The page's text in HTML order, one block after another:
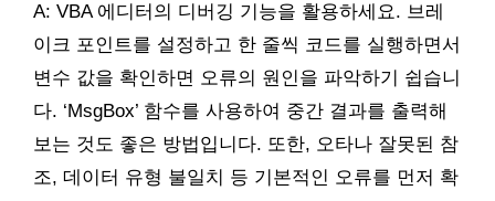
A: VBA 에디터의 디버깅 기능을 활용하세요. 브레
이크 포인트를 설정하고 한 줄씩 코드를 실행하면서
변수 값을 확인하면 오류의 원인을 파악하기 쉽습니
다. ‘MsgBox’ 함수를 사용하여 중간 결과를 출력해
보는 것도 좋은 방법입니다. 또한, 오타나 잘못된 참
조, 데이터 유형 불일치 등 기본적인 오류를 먼저 확